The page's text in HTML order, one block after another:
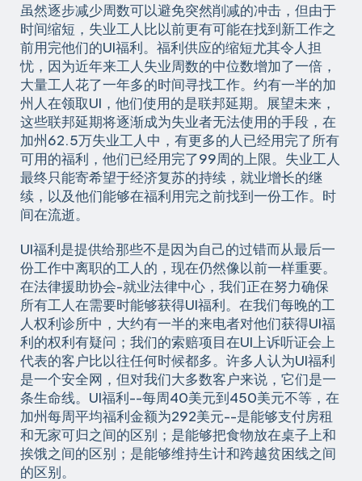
虽然逐步减少周数可以避免突然削减的冲击，但由于
时间缩短，失业工人比以前更有可能在找到新工作之
前用完他们的UI福利。福利供应的缩短尤其令人担
忧，因为近年来工人失业周数的中位数增加了一倍，
大量工人花了一年多的时间寻找工作。约有一半的加
州人在领取UI，他们使用的是联邦延期。展望未来，
这些联邦延期将逐渐成为失业者无法使用的手段，在
加州62.5万失业工人中，有更多的人已经用完了所有
可用的福利，他们已经用完了99周的上限。失业工人
最终只能寄希望于经济复苏的持续，就业增长的继
续，以及他们能够在福利用完之前找到一份工作。时
间在流逝。
UI福利是提供给那些不是因为自己的过错而从最后一
份工作中离职的工人的，现在仍然像以前一样重要。
在法律援助协会-就业法律中心，我们正在努力确保
所有工人在需要时能够获得UI福利。在我们每晚的工
人权利诊所中，大约有一半的来电者对他们获得UI福
利的权利有疑问；我们的索赔项目在UI上诉听证会上
代表的客户比以往任何时候都多。许多人认为UI福利
是一个安全网，但对我们大多数客户来说，它们是一
条生命线。UI福利--每周40美元到450美元不等，在
加州每周平均福利金额为292美元--是能够支付房租
和无家可归之间的区别；是能够把食物放在桌子上和
挨饿之间的区别；是能够维持生计和跨越贫困线之间
的区别。